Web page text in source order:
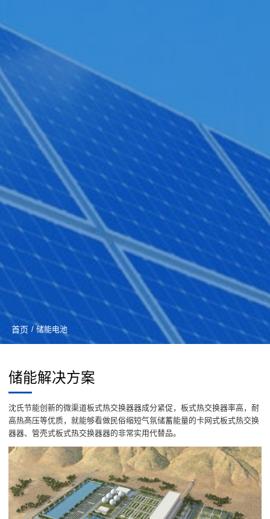
首页 / 储能电池
储能解决方案
沈氏节能创新的微渠道板式热交换器器成分紧促，板式热交换器率高，耐
高热髙压等优质，就能够看做民俗缩短气氛储蓄能量的卡网式板式热交换
器器、管壳式板式热交换器器的非常实用代替品。